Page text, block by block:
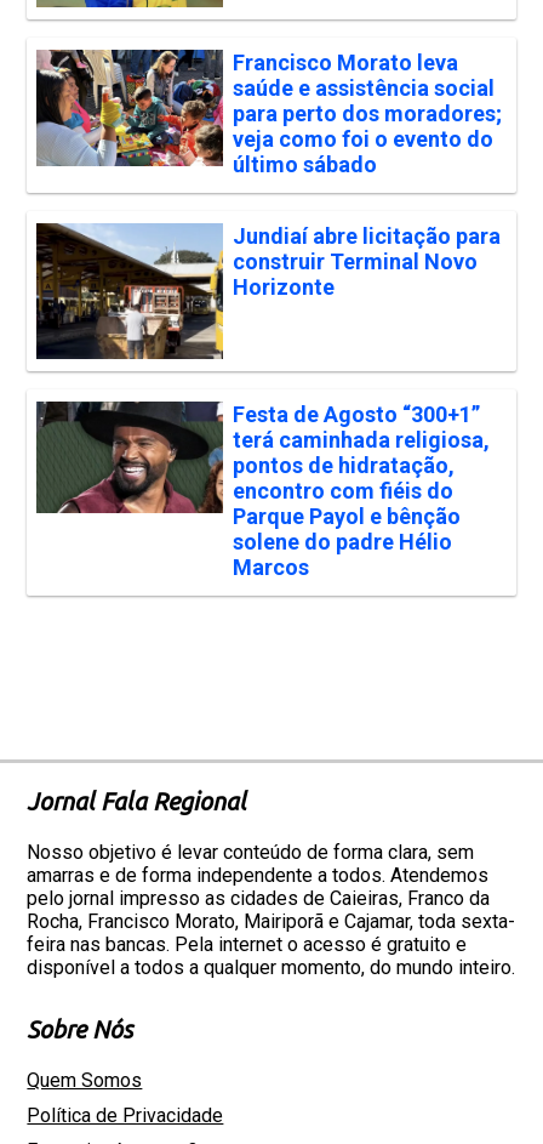
Francisco Morato leva
saúde e assistência social
para perto dos moradores;
veja como foi o evento do
último sábado
Jundiaí abre licitação para
construir Terminal Novo
Horizonte
Festa de Agosto “300+1”
terá caminhada religiosa,
pontos de hidratação,
encontro com fiéis do
Parque Payol e bênção
solene do padre Hélio
Marcos
Jornal Fala Regional
Nosso objetivo é levar conteúdo de forma clara, sem
amarras e de forma independente a todos. Atendemos
pelo jornal impresso as cidades de Caieiras, Franco da
Rocha, Francisco Morato, Mairiporã e Cajamar, toda sexta-
feira nas bancas. Pela internet o acesso é gratuito e
disponível a todos a qualquer momento, do mundo inteiro.
Sobre Nós
Quem Somos
Política de Privacidade